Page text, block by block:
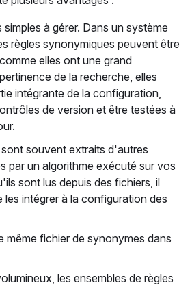
simples à gérer. Dans un système
règles synonymiques peuvent être
elles ont une grand
de la recherche, elles
intégrante de la configuration,
de version et être testées à
souvent extraits d'autres
par un algorithme exécuté sur vos
sont lus depuis des fichiers, il
les intégrer à la configuration des
même fichier de synonymes dans
les ensembles de règles